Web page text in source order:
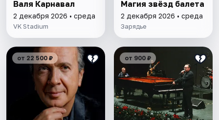
Валя Карнавал
2 декабря 2026 • среда
VK Stadium
Магия звёзд балета
2 декабря 2026 • среда
Зарядье
от 22 500 ₽ от 900 ₽